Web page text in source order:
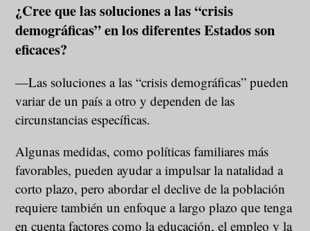
¿Cree que las soluciones a las “crisis
demográficas” en los diferentes Estados son
eficaces?
—Las soluciones a las “crisis demográficas” pueden
variar de un país a otro y dependen de las
circunstancias específicas.
Algunas medidas, como políticas familiares más
favorables, pueden ayudar a impulsar la natalidad a
corto plazo, pero abordar el declive de la población
requiere también un enfoque a largo plazo que tenga
en cuenta factores como la educación, el empleo y la